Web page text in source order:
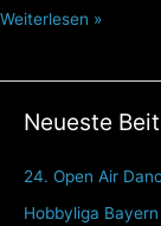
Neueste
24. Open Air
Hobbyliga
Weiterlesen »